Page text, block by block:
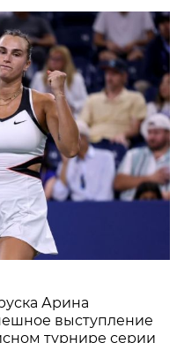
Арина
выступление
турнире серии